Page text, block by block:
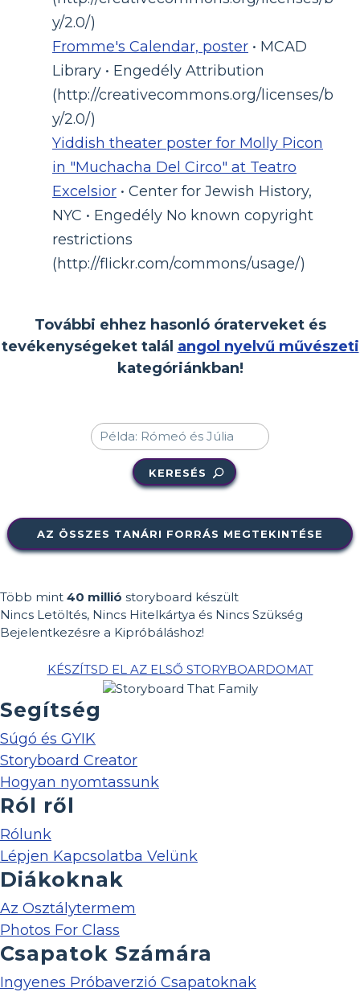
y/2.0/)
Fromme's Calendar, poster • MCAD
Library • Engedély Attribution
(http://creativecommons.org/licenses/b
y/2.0/)
Yiddish theater poster for Molly Picon
in "Muchacha Del Circo" at Teatro
Excelsior • Center for Jewish History,
NYC • Engedély No known copyright
restrictions
(http://flickr.com/commons/usage/)
További ehhez hasonló óraterveket és
tevékenységeket talál angol nyelvű művészeti
kategóriánkban!
KERESÉS
AZ ÖSSZES TANÁRI FORRÁS MEGTEKINTÉSE
Több mint 40 millió storyboard készült
Nincs Letöltés, Nincs Hitelkártya és Nincs Szükség
Bejelentkezésre a Kipróbáláshoz!
KÉSZÍTSD EL AZ ELSŐ STORYBOARDOMAT
Segítség
Súgó és GYIK
Storyboard Creator
Hogyan nyomtassunk
Ról ről
Rólunk
Lépjen Kapcsolatba Velünk
Diákoknak
Az Osztálytermem
Photos For Class
Csapatok Számára
Ingyenes Próbaverzió Csapatoknak